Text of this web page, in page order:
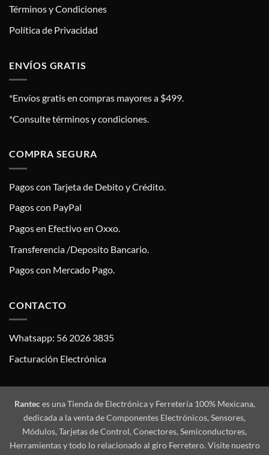
Términos y Condiciones
Política de Privacidad
ENVÍOS GRATIS
*Envíos gratis en compras mayores a $499.
*Consulte términos y condiciones.
COMPRA SEGURA
Pagos con Tarjeta de Debito y Crédito.
Pagos con PayPal
Pagos en Efectivo en Oxxo.
Transferencia /Deposito Bancario.
Pagos con Mercado Pago.
CONTACTO
Whatsapp: 56 2026 3835
Facturación Electrónica
Ranteces una Tienda de Electrónica y Ferretería 100% Mexicana,
dedicada a la venta de Componentes Electrónicos, Sensores,
Módulos, Tarjetas de Control, Conectores, Semiconductores,
Herramientas y todo lo relacionado al giro Ferretero. Visite nuestro